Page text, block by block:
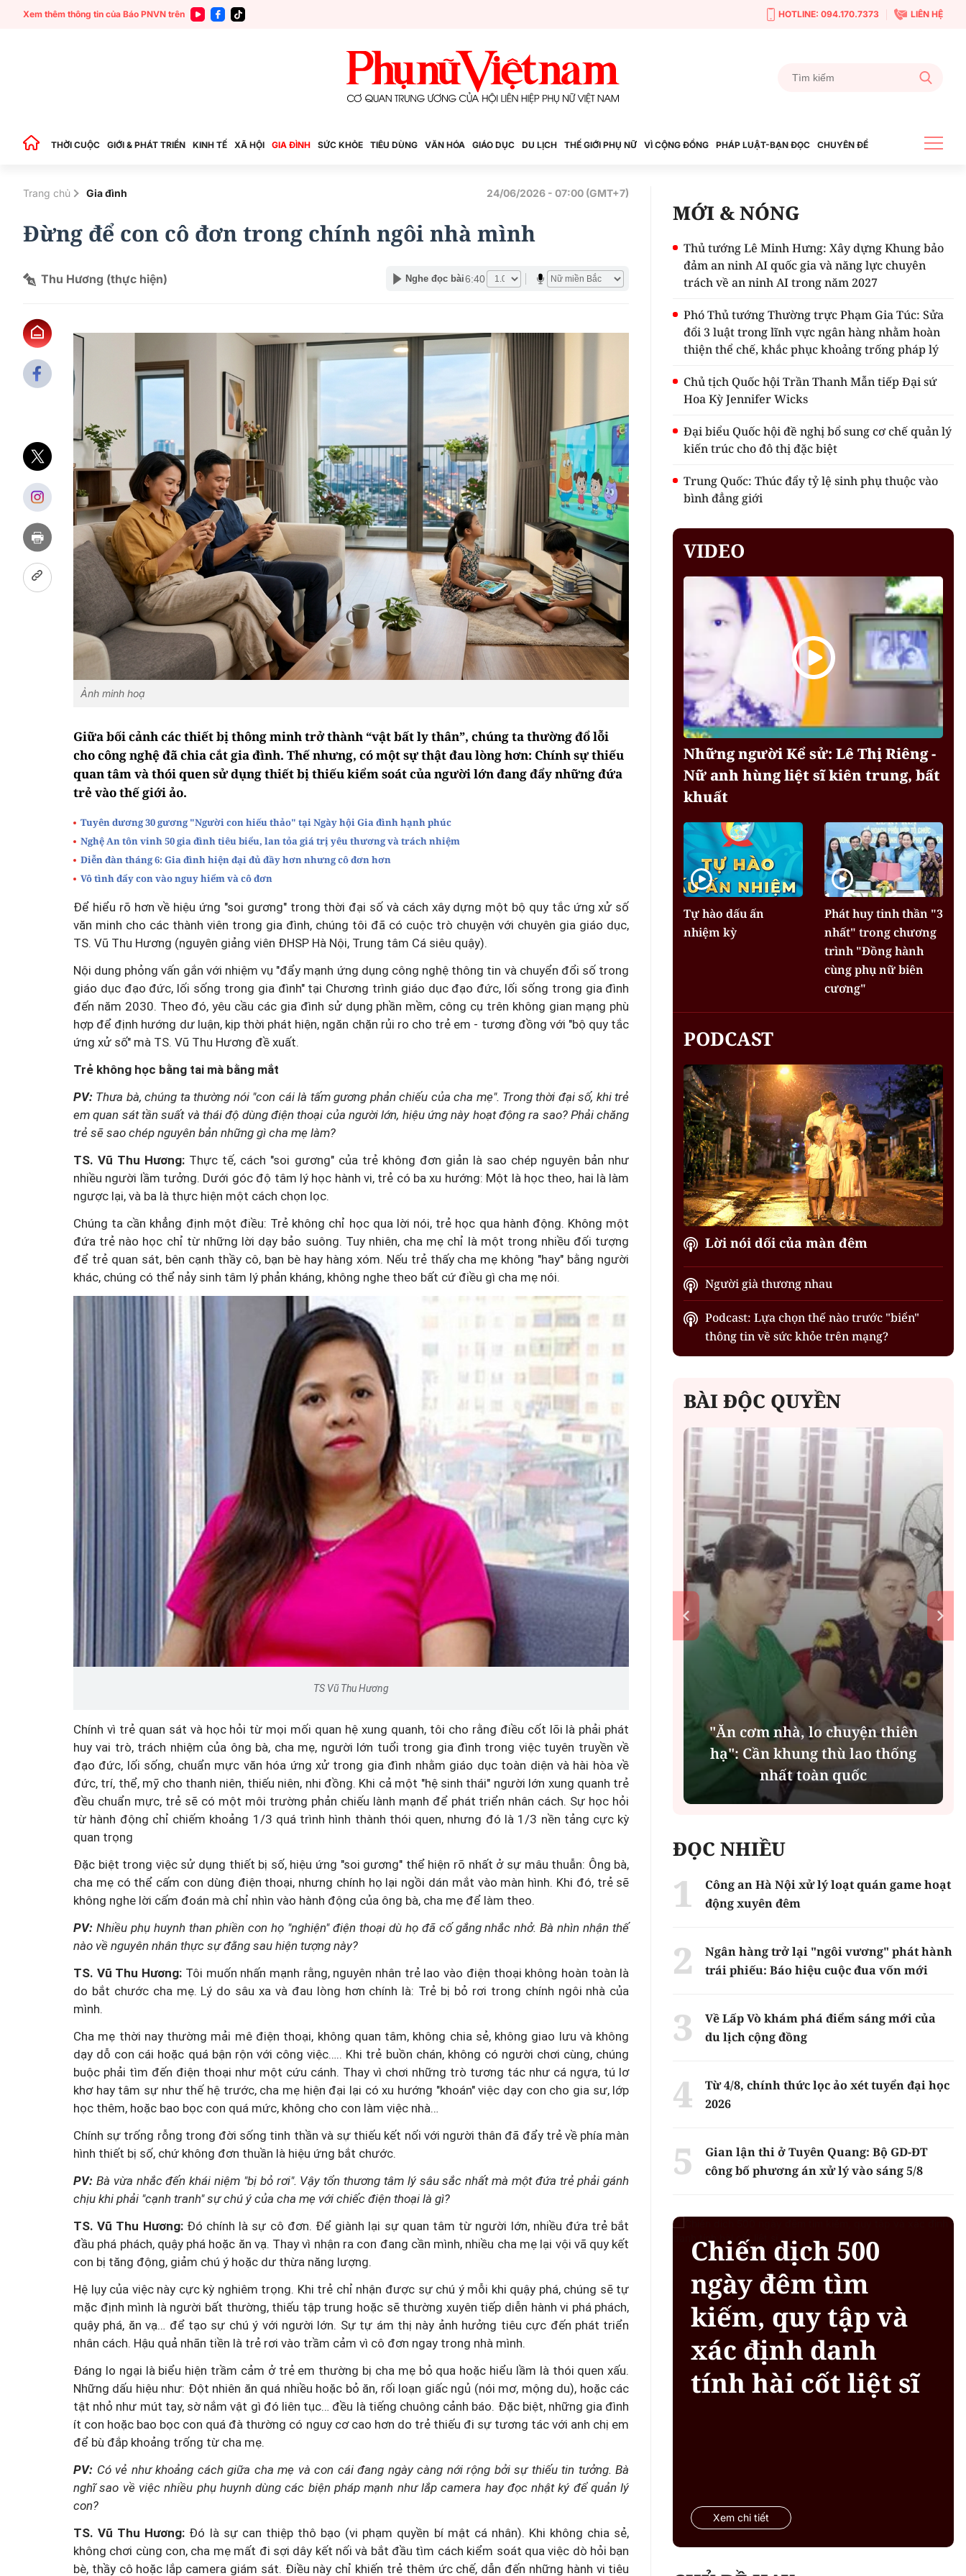
Xem thêm thông tin của Báo PNVN trên HOTLINE: 094.170.7373 LIÊN HỆ
THỜI CUỘC GIỚI & PHÁT TRIỂN KINH TẾ XÃ HỘI GIA ĐÌNH SỨC KHỎE TIÊU DÙNG VĂN HÓA GIÁO DỤC DU LỊCH THẾ GIỚI PHỤ NỮ VÌ CỘNG ĐỒNG PHÁP LUẬT-BẠN ĐỌC CHUYÊN ĐỀ
Trang chủ Gia đình 24/06/2026 - 07:00 (GMT+7)
Đừng để con cô đơn trong chính ngôi nhà mình
Thu Hương (thực hiện) Nghe đọc bài6:40
Ảnh minh hoạ
Giữa bối cảnh các thiết bị thông minh trở thành “vật bất ly thân”, chúng ta thường đổ lỗi
cho công nghệ đã chia cắt gia đình. Thế nhưng, có một sự thật đau lòng hơn: Chính sự thiếu
quan tâm và thói quen sử dụng thiết bị thiếu kiểm soát của người lớn đang đẩy những đứa
trẻ vào thế giới ảo.
Tuyên dương 30 gương "Người con hiếu thảo" tại Ngày hội Gia đình hạnh phúc
Nghệ An tôn vinh 50 gia đình tiêu biểu, lan tỏa giá trị yêu thương và trách nhiệm
Diễn đàn tháng 6: Gia đình hiện đại đủ đầy hơn nhưng cô đơn hơn
Vô tình đẩy con vào nguy hiểm và cô đơn
Để hiểu rõ hơn về hiệu ứng "soi gương" trong thời đại số và cách xây dựng một bộ quy tắc ứng xử số
văn minh cho các thành viên trong gia đình, chúng tôi đã có cuộc trò chuyện với chuyên gia giáo dục,
TS. Vũ Thu Hương (nguyên giảng viên ĐHSP Hà Nội, Trung tâm Cá siêu quậy).
Nội dung phỏng vấn gắn với nhiệm vụ "đẩy mạnh ứng dụng công nghệ thông tin và chuyển đổi số trong
giáo dục đạo đức, lối sống trong gia đình" tại Chương trình giáo dục đạo đức, lối sống trong gia đình
đến năm 2030. Theo đó, yêu cầu các gia đình sử dụng phần mềm, công cụ trên không gian mạng phù
hợp để định hướng dư luận, kịp thời phát hiện, ngăn chặn rủi ro cho trẻ em - tương đồng với "bộ quy tắc
ứng xử số" mà TS. Vũ Thu Hương đề xuất.
Trẻ không học bằng tai mà bằng mắt
PV: Thưa bà, chúng ta thường nói "con cái là tấm gương phản chiếu của cha mẹ". Trong thời đại số, khi trẻ
em quan sát tần suất và thái độ dùng điện thoại của người lớn, hiệu ứng này hoạt động ra sao? Phải chăng
trẻ sẽ sao chép nguyên bản những gì cha mẹ làm?
TS. Vũ Thu Hương: Thực tế, cách "soi gương" của trẻ không đơn giản là sao chép nguyên bản như
nhiều người lầm tưởng. Dưới góc độ tâm lý học hành vi, trẻ có ba xu hướng: Một là học theo, hai là làm
ngược lại, và ba là thực hiện một cách chọn lọc.
Chúng ta cần khẳng định một điều: Trẻ không chỉ học qua lời nói, trẻ học qua hành động. Không một
đứa trẻ nào học chỉ từ những lời dạy bảo suông. Tuy nhiên, cha mẹ chỉ là một trong nhiều đối tượng
để trẻ quan sát, bên cạnh thầy cô, bạn bè hay hàng xóm. Nếu trẻ thấy cha mẹ không "hay" bằng người
khác, chúng có thể nảy sinh tâm lý phản kháng, không nghe theo bất cứ điều gì cha mẹ nói.
TS Vũ Thu Hương
Chính vì trẻ quan sát và học hỏi từ mọi mối quan hệ xung quanh, tôi cho rằng điều cốt lõi là phải phát
huy vai trò, trách nhiệm của ông bà, cha mẹ, người lớn tuổi trong gia đình trong việc tuyên truyền về
đạo đức, lối sống, chuẩn mực văn hóa ứng xử trong gia đình nhằm giáo dục toàn diện và hài hòa về
đức, trí, thể, mỹ cho thanh niên, thiếu niên, nhi đồng. Khi cả một "hệ sinh thái" người lớn xung quanh trẻ
đều chuẩn mực, trẻ sẽ có một môi trường phản chiếu lành mạnh để phát triển nhân cách. Sự học hỏi
từ hành động chỉ chiếm khoảng 1/3 quá trình hình thành thói quen, nhưng đó là 1/3 nền tảng cực kỳ
quan trọng
Đặc biệt trong việc sử dụng thiết bị số, hiệu ứng "soi gương" thể hiện rõ nhất ở sự mâu thuẫn: Ông bà,
cha mẹ có thể cấm con dùng điện thoại, nhưng chính họ lại ngồi dán mắt vào màn hình. Khi đó, trẻ sẽ
không nghe lời cấm đoán mà chỉ nhìn vào hành động của ông bà, cha mẹ để làm theo.
PV: Nhiều phụ huynh than phiền con họ "nghiện" điện thoại dù họ đã cố gắng nhắc nhở. Bà nhìn nhận thế
nào về nguyên nhân thực sự đằng sau hiện tượng này?
TS. Vũ Thu Hương: Tôi muốn nhấn mạnh rằng, nguyên nhân trẻ lao vào điện thoại không hoàn toàn là
do bắt chước cha mẹ. Lý do sâu xa và đau lòng hơn chính là: Trẻ bị bỏ rơi trong chính ngôi nhà của
mình.
Cha mẹ thời nay thường mải mê điện thoại, không quan tâm, không chia sẻ, không giao lưu và không
dạy dỗ con cái hoặc quá bận rộn với công việc….. Khi trẻ buồn chán, không có người chơi cùng, chúng
buộc phải tìm đến điện thoại như một cứu cánh. Thay vì chơi những trò tương tác như cá ngựa, tú lơ
khơ hay tâm sự như thế hệ trước, cha mẹ hiện đại lại có xu hướng "khoán" việc dạy con cho gia sư, lớp
học thêm, hoặc bao bọc con quá mức, không cho con làm việc nhà…
Chính sự trống rỗng trong đời sống tinh thần và sự thiếu kết nối với người thân đã đẩy trẻ về phía màn
hình thiết bị số, chứ không đơn thuần là hiệu ứng bắt chước.
PV: Bà vừa nhắc đến khái niệm "bị bỏ rơi". Vậy tổn thương tâm lý sâu sắc nhất mà một đứa trẻ phải gánh
chịu khi phải "cạnh tranh" sự chú ý của cha mẹ với chiếc điện thoại là gì?
TS. Vũ Thu Hương:Đó chính là sự cô đơn. Để giành lại sự quan tâm từ người lớn, nhiều đứa trẻ bắt
đầu phá phách, quậy phá hoặc ăn vạ. Thay vì nhận ra con đang cần mình, nhiều cha mẹ lại vội vã quy kết
con bị tăng động, giảm chú ý hoặc dư thừa năng lượng.
Hệ lụy của việc này cực kỳ nghiêm trọng. Khi trẻ chỉ nhận được sự chú ý mỗi khi quậy phá, chúng sẽ tự
mặc định mình là người bất thường, thiếu tập trung hoặc sẽ thường xuyên tiếp diễn hành vi phá phách,
quậy phá, ăn vạ… để tạo sự chú ý với người lớn. Sự tự ám thị này ảnh hưởng tiêu cực đến phát triển
nhân cách. Hậu quả nhãn tiền là trẻ rơi vào trầm cảm vì cô đơn ngay trong nhà mình.
Đáng lo ngại là biểu hiện trầm cảm ở trẻ em thường bị cha mẹ bỏ qua hoặc hiểu lầm là thói quen xấu.
Những dấu hiệu như: Đột nhiên ăn quá nhiều hoặc bỏ ăn, rối loạn giấc ngủ (nói mơ, mộng du), hoặc các
tật nhỏ như mút tay, sờ nắm vật gì đó liên tục… đều là tiếng chuông cảnh báo. Đặc biệt, những gia đình
ít con hoặc bao bọc con quá đà thường có nguy cơ cao hơn do trẻ thiếu đi sự tương tác với anh chị em
để bù đắp khoảng trống từ cha mẹ.
PV: Có vẻ như khoảng cách giữa cha mẹ và con cái đang ngày càng nới rộng bởi sự thiếu tin tưởng. Bà
nghĩ sao về việc nhiều phụ huynh dùng các biện pháp mạnh như lắp camera hay đọc nhật ký để quản lý
con?
TS. Vũ Thu Hương: Đó là sự can thiệp thô bạo (vi phạm quyền bí mật cá nhân). Khi không chia sẻ,
không chơi cùng con, cha mẹ mất đi sợi dây kết nối và bắt đầu tìm cách kiểm soát qua việc dò hỏi bạn
bè, thầy cô hoặc lắp camera giám sát. Điều này chỉ khiến trẻ thêm ức chế, dẫn đến những hành vi tiêu
MỚI & NÓNG
Thủ tướng Lê Minh Hưng: Xây dựng Khung bảo
đảm an ninh AI quốc gia và năng lực chuyên
trách về an ninh AI trong năm 2027
Phó Thủ tướng Thường trực Phạm Gia Túc: Sửa
đổi 3 luật trong lĩnh vực ngân hàng nhằm hoàn
thiện thể chế, khắc phục khoảng trống pháp lý
Chủ tịch Quốc hội Trần Thanh Mẫn tiếp Đại sứ
Hoa Kỳ Jennifer Wicks
Đại biểu Quốc hội đề nghị bổ sung cơ chế quản lý
kiến trúc cho đô thị đặc biệt
Trung Quốc: Thúc đẩy tỷ lệ sinh phụ thuộc vào
bình đẳng giới
VIDEO
Những người Kể sử: Lê Thị Riêng -
Nữ anh hùng liệt sĩ kiên trung, bất
khuất
Tự hào dấu ấn
nhiệm kỳ
Phát huy tinh thần "3
nhất" trong chương
trình "Đồng hành
cùng phụ nữ biên
cương"
PODCAST
Lời nói dối của màn đêm
Người già thương nhau
Podcast: Lựa chọn thế nào trước "biển"
thông tin về sức khỏe trên mạng?
BÀI ĐỘC QUYỀN
Mua nhà thuộc dự án đang thế
chấp, làm sao để hạn chế rủi ro?
trực thuộc Trung ương: Tầm
nhìn đô thị hiện đại và giàu bản
sắc
"Ăn cơm nhà, lo chuyện thiên
hạ": Cần khung thù lao thống
nhất toàn quốc
ĐỌC NHIỀU
Công an Hà Nội xử lý loạt quán game hoạt
động xuyên đêm
Ngân hàng trở lại "ngôi vương" phát hành
trái phiếu: Báo hiệu cuộc đua vốn mới
Về Lấp Vò khám phá điểm sáng mới của
du lịch cộng đồng
Từ 4/8, chính thức lọc ảo xét tuyển đại học
2026
Gian lận thi ở Tuyên Quang: Bộ GD-ĐT
công bố phương án xử lý vào sáng 5/8
Chiến dịch 500
ngày đêm tìm
kiếm, quy tập và
xác định danh
tính hài cốt liệt sĩ
Xem chi tiết